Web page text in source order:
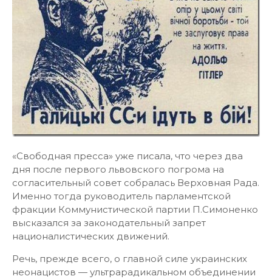
«Свободная пресса» уже писала, что через два
дня после первого львовского погрома на
согласительный совет собралась Верховная Рада.
Именно тогда руководитель парламентской
фракции Коммунистической партии П.Симоненко
высказался за законодательный запрет
националистических движений.
Речь, прежде всего, о главной силе украинских
неонацистов — ультрарадикальном объединении